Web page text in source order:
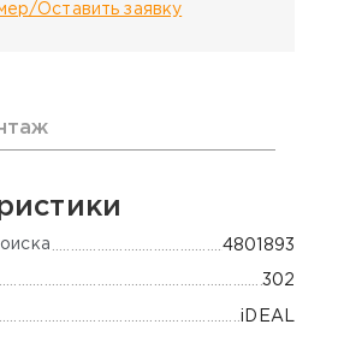
Оставить заявку
о товаре
4801893
302
iDEAL